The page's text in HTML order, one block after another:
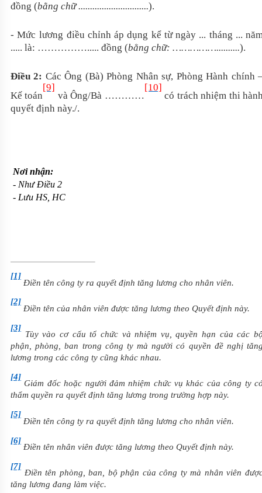
đồng (bằng chữ ..............................).
-Mức lương điều chỉnh áp dụng kể từ ngày ... tháng ...
..... là: ……………..... đồng (bằng chữ: ……………..........).
Điều 2: Các Ông (Bà) Phòng Nhân sự, Phòng Hành chính
Kế toán
[9]
và Ông/Bà …………
[10]
có trách nhiệm thi
quyết định này./.
Nơi nhận:
- Như Điều 2
- Lưu HS, HC
[1]
Điền tên công ty ra quyết định tăng lương cho nhân viên.
[2]
Điền tên của nhân viên được tăng lương theo Quyết định này.
[3]
Tùy vào cơ cấu tổ chức và nhiệm vụ, quyền hạn của các
phận, phòng, ban trong công ty mà người có quyền đề nghị
lương trong các công ty cũng khác nhau.
[4]
Giám đốc hoặc người đảm nhiệm chức vụ khác của công ty
thẩm quyền ra quyết định tăng lương trong trường hợp này.
[5]
Điền tên công ty ra quyết định tăng lương cho nhân viên.
[6]
Điền tên nhân viên được tăng lương theo Quyết định này.
[7]
Điền tên phòng, ban, bộ phận của công ty mà nhân viên
tăng lương đang làm việc.